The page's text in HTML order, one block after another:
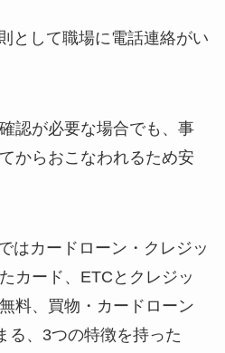
として職場に電話連絡がい
認が必要な場合でも、事
からおこなわれるため安
はカードローン・クレジッ
カード、ETCとクレジッ
料、買物・カードローン
る、3つの特徴を持った